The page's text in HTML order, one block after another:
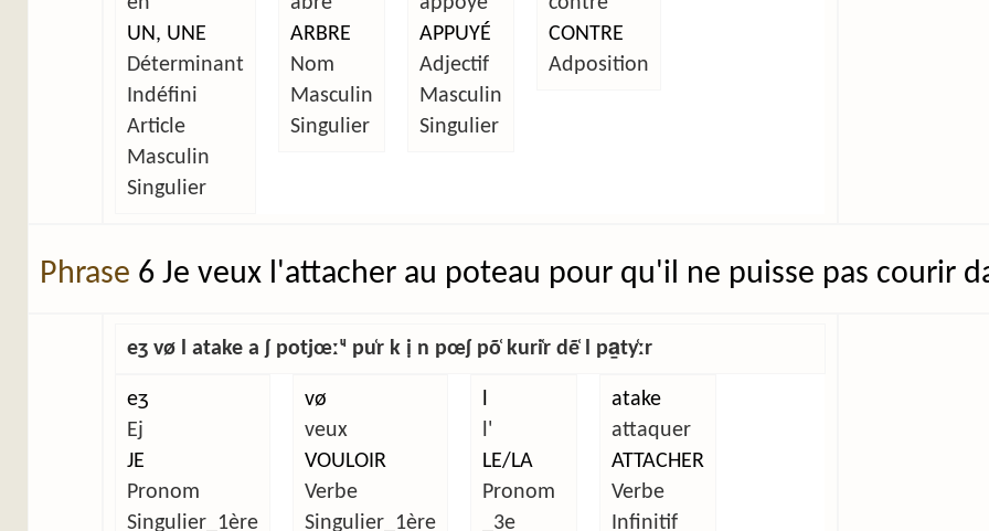
UN, UNE
Déterminant
Indéfini
Article
Masculin
Singulier
ARBRE
Nom
Masculin
Singulier
APPUYÉ
Adjectif
Masculin
Singulier
CONTRE
Adposition
Phrase 6 Je veux l'attacher au poteau pour qu'il ne puisse pas courir
eʒ vø l atake a ʃ potjœːᶣ pu̜r k ị n pœʃ põ̜ kuri̜r dẽ̜ l pa̱ty̜ːr
eʒ
Ej
JE
Pronom
Singulier_1ère
vø
veux
VOULOIR
Verbe
Singulier_1ère
l'
LE/LA
Pronom
_3e
atake
attaquer
ATTACHER
Verbe
Infinitif